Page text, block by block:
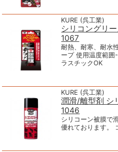
KURE (呉工業)
シリコングリ
1067
耐熱、耐寒、耐水
ープ 使用温度範
ラスチックOK
KURE (呉工業)
潤滑/離型剤
1046
シリコーン被膜で
優れております。